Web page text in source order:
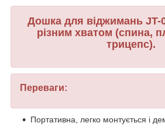
Дошка для віджимань JT-
різним хватом (спина,
трицепс).
Переваги:
Портативна, легко монтується і